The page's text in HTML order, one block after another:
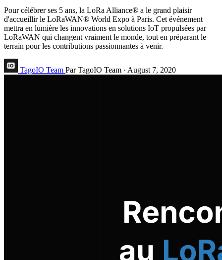
Pour célébrer ses 5 ans, la LoRa Alliance® a le grand plaisir
d'accueillir le LoRaWAN® World Expo à Paris. Cet événement
mettra en lumière les innovations en solutions IoT propulsées par
LoRaWAN qui changent vraiment le monde, tout en préparant le
terrain pour les contributions passionnantes à venir.
TagoIO Team Par TagoIO Team · August 7, 2020